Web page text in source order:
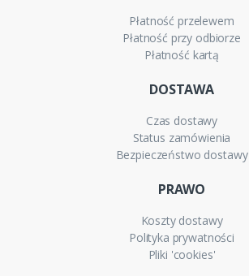
Płatność przelewem
Płatność przy odbiorze
Płatność kartą
DOSTAWA
Czas dostawy
Status zamówienia
Bezpieczeństwo dostawy
PRAWO
Koszty dostawy
Polityka prywatności
Pliki 'cookies'